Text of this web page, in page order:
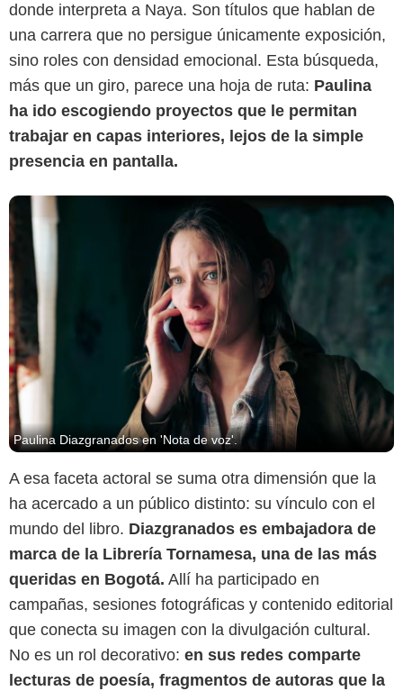
donde interpreta a Naya. Son títulos que hablan de
una carrera que no persigue únicamente exposición,
sino roles con densidad emocional. Esta búsqueda,
más que un giro, parece una hoja de ruta: Paulina
ha ido escogiendo proyectos que le permitan
trabajar en capas interiores, lejos de la simple
presencia en pantalla.
Paulina Diazgranados en 'Nota de voz'.
A esa faceta actoral se suma otra dimensión que la
ha acercado a un público distinto: su vínculo con el
mundo del libro. Diazgranados es embajadora de
marca de la Librería Tornamesa, una de las más
queridas en Bogotá. Allí ha participado en
campañas, sesiones fotográficas y contenido editorial
que conecta su imagen con la divulgación cultural.
No es un rol decorativo: en sus redes comparte
lecturas de poesía, fragmentos de autoras que la